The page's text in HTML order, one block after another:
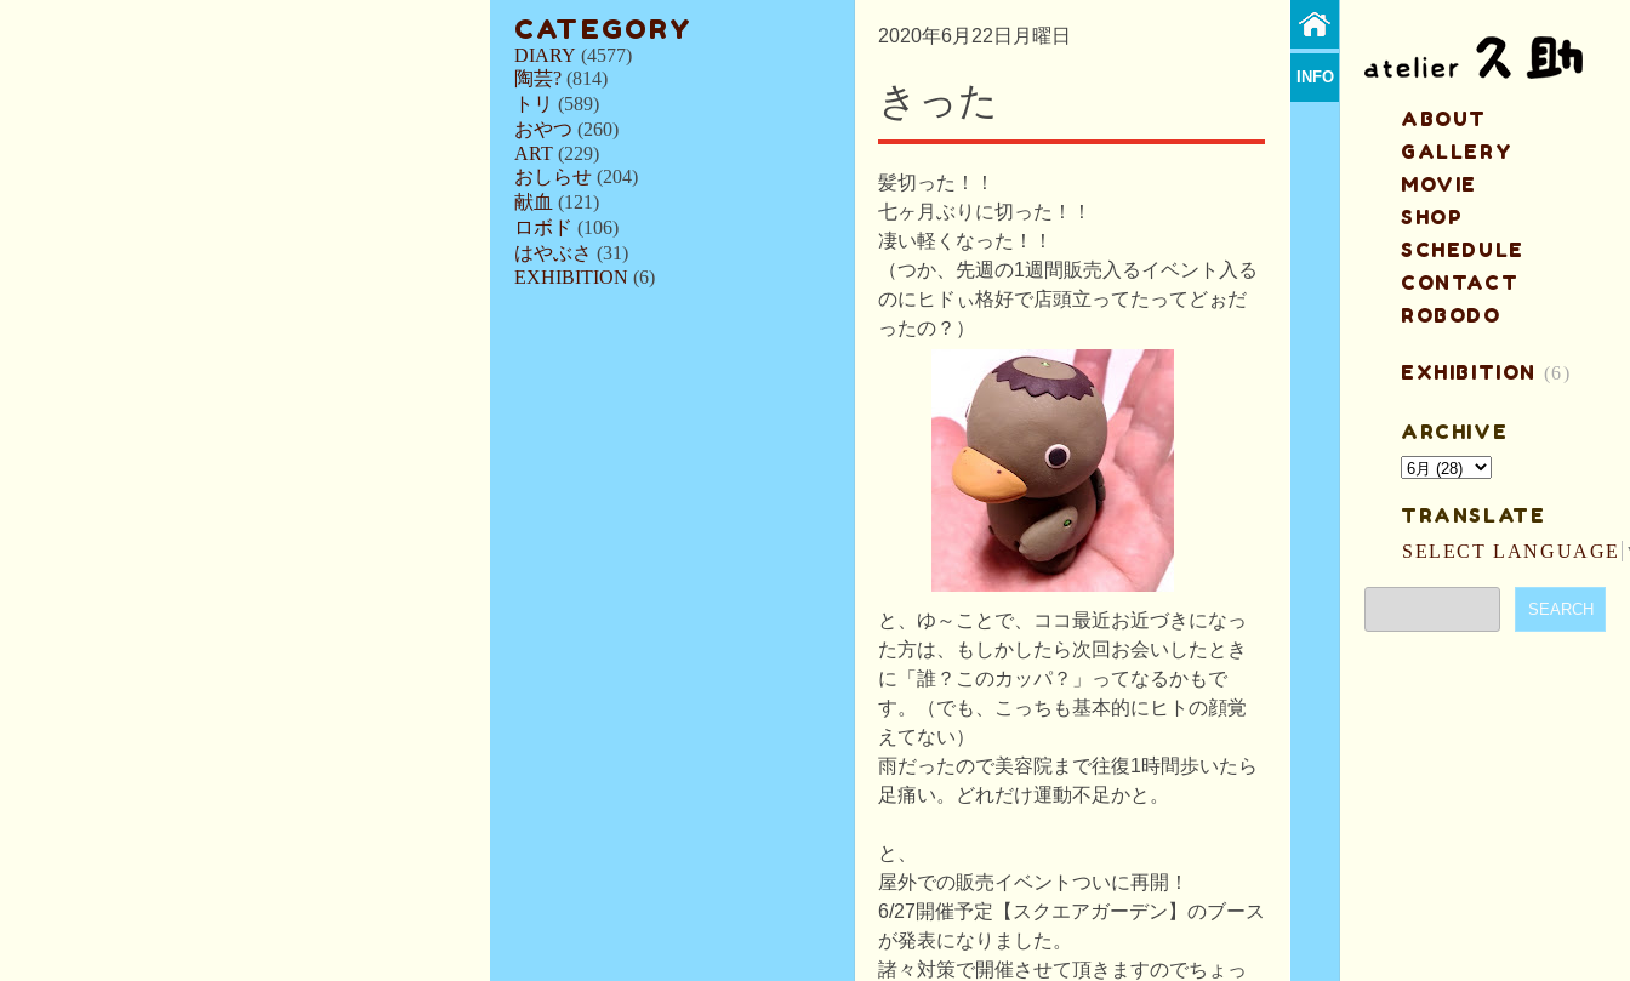
CATEGORY
DIARY (4577)
陶芸? (814)
トリ (589)
おやつ (260)
ART (229)
おしらせ (204)
献血 (121)
ロボド (106)
はやぶさ (31)
EXHIBITION (6)
2020年6月22日月曜日
きった
髪切った！！
七ヶ月ぶりに切った！！
凄い軽くなった！！
（つか、先週の1週間販売入るイベント入る
のにヒドぃ格好で店頭立ってたってどぉだ
ったの？）
と、ゆ～ことで、ココ最近お近づきになっ
た方は、もしかしたら次回お会いしたとき
に「誰？このカッパ？」ってなるかもで
す。（でも、こっちも基本的にヒトの顔覚
えてない）
雨だったので美容院まで往復1時間歩いたら
足痛い。どれだけ運動不足かと。
と、
屋外での販売イベントついに再開！
6/27開催予定【スクエアガーデン】のブース
が発表になりました。
諸々対策で開催させて頂きますのでちょっ
INFO
ABOUT
GALLERY
MOVIE
SHOP
SCHEDULE
CONTACT
ROBODO
EXHIBITION (6)
ARCHIVE
TRANSLATE
SELECT LANGUAGE